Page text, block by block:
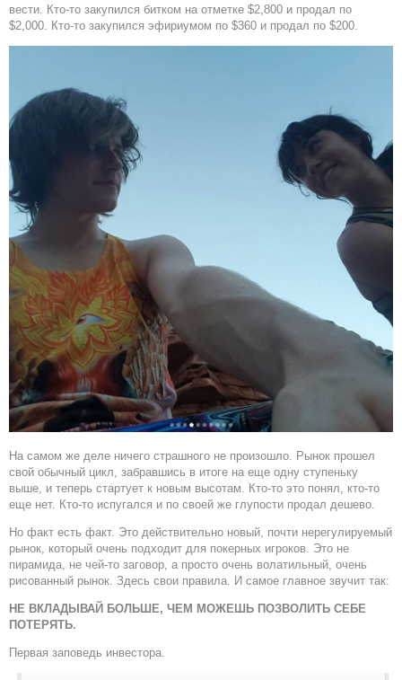
вести. Кто-то закупился битком на отметке $2,800 и продал по
$2,000. Кто-то закупился эфириумом по $360 и продал по $200.
На самом же деле ничего страшного не произошло. Рынок прошел
свой обычный цикл, забравшись в итоге на еще одну ступеньку
выше, и теперь стартует к новым высотам. Кто-то это понял, кто-то
еще нет. Кто-то испугался и по своей же глупости продал дешево.
Но факт есть факт. Это действительно новый, почти нерегулируемый
рынок, который очень подходит для покерных игроков. Это не
пирамида, не чей-то заговор, а просто очень волатильный, очень
рисованный рынок. Здесь свои правила. И самое главное звучит так:
НЕ ВКЛАДЫВАЙ БОЛЬШЕ, ЧЕМ МОЖЕШЬ ПОЗВОЛИТЬ СЕБЕ
ПОТЕРЯТЬ.
Первая заповедь инвестора.